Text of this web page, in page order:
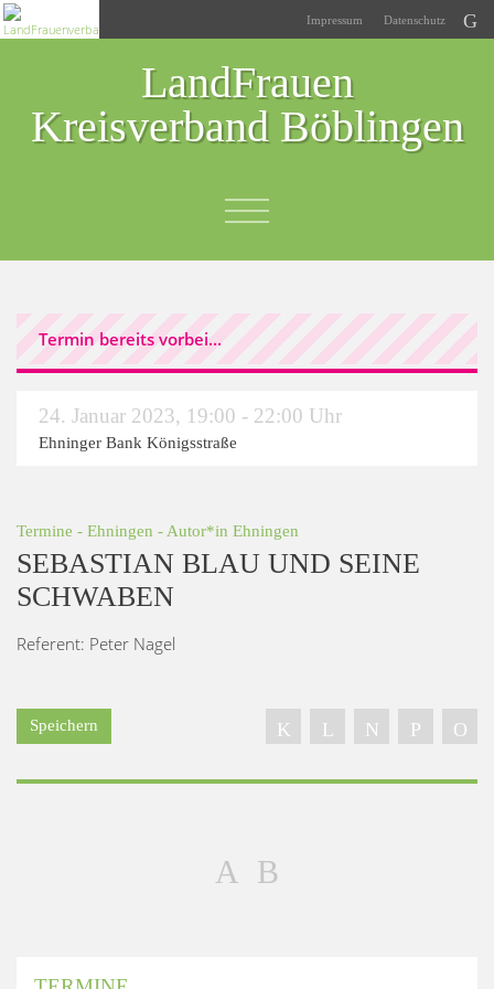
Impressum Datenschutz
LandFrauen
Kreisverband Böblingen
Termin bereits vorbei...
24. Januar 2023, 19:00 - 22:00 Uhr
Ehninger Bank Königsstraße
Termine - Ehningen - Autor*in Ehningen
SEBASTIAN BLAU UND SEINE
SCHWABEN
Referent: Peter Nagel
Speichern